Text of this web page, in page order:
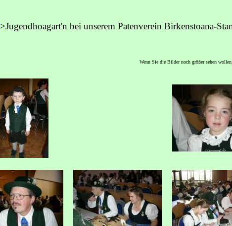
>Jugendhoagart'n bei unserem Patenverein Birkenstoana-
Wenn Sie die Bilder noch größer sehen